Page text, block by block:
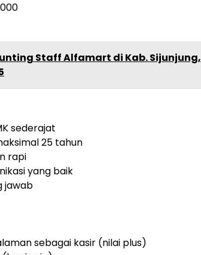
Staff Alfamart di Kab. Sijunjung,
sederajat
25 tahun
rapi
yang baik
jawab
sebagai kasir (nilai plus)